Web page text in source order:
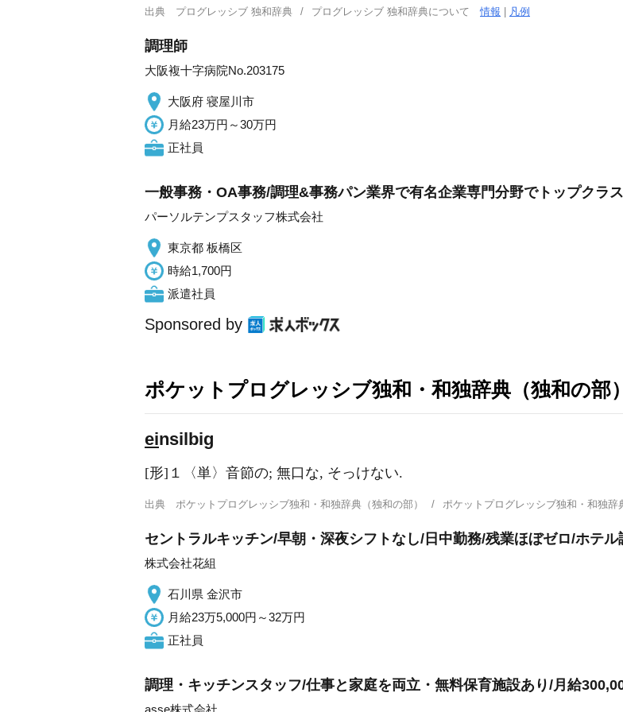
出典 プログレッシブ 独和辞典 プログレッシブ 独和辞典について情報 凡例
調理師
大阪複十字病院No.203175
大阪府 寝屋川市
月給23万円～30万円
正社員
一般事務・OA事務/調理&事務パン業界で有名企業専門分野でトップクラス
パーソルテンプスタッフ株式会社
東京都 板橋区
時給1,700円
派遣社員
Sponsored by
ポケットプログレッシブ独和・和独辞典（独和の部）
einsilbig
[形]１〈単〉音節の; 無口な, そっけない.
出典 ポケットプログレッシブ独和・和独辞典（独和の部） ポケットプログレッシブ独和・和独
セントラルキッチン/早朝・深夜シフトなし/日中勤務/残業ほぼゼロ/ホテル
株式会社花組
石川県 金沢市
月給23万5,000円～32万円
正社員
調理・キッチンスタッフ/仕事と家庭を両立・無料保育施設あり/月給
asse株式会社